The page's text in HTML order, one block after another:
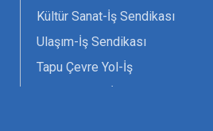
Kültür Sanat-İş Sendikası
Ulaşım-İş Sendikası
Tapu Çevre Yol-İş